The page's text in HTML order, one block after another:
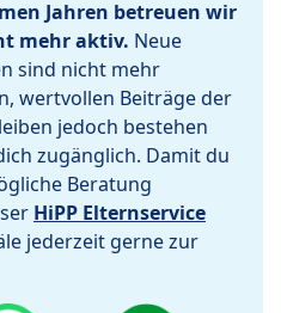
Jahren betreuen wir
mehr aktiv. Neue
sind nicht mehr
wertvollen Beiträge der
jedoch bestehen
zugänglich. Damit du
Beratung
HiPP Elternservice
jederzeit gerne zur